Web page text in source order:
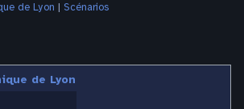
de Lyon ‎ | Scénarios
de Lyon